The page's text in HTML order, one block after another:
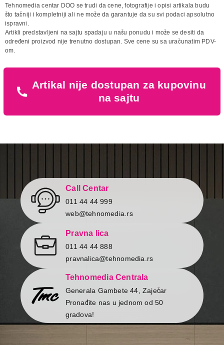
Naziv i vrsta robe:
BOJLER
Uvoznik:
Zemlja porekla:
Srbija
Tehnomedia centar DOO se trudi da cene, fotografije i opisi artikala budu
što tačniji i kompletniji ali ne može da garantuje da su svi podaci apsolutno
ispravni.
Artikli predstavljeni na sajtu spadaju u našu ponudu i može se desiti da
određeni proizvod nije trenutno dostupan. Sve cene su sa uračunatim PDV-
om.
Artikal nije dostupan za kupovinu
na sajtu
Završi kupovinu
Call Centar
011 44 44 999
web@tehnomedia.rs
Pravna lica
011 44 44 888
pravnalica@tehnomedia.rs
Tehnomedia Centrala
Generala Gambete 44, Zaječar
Pronađite nas u jednom od 50
gradova!